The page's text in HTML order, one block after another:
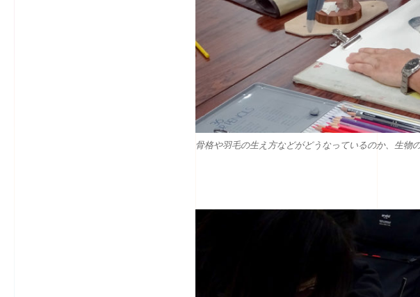
骨格や羽毛の生え方などがどうなっているのか、生物